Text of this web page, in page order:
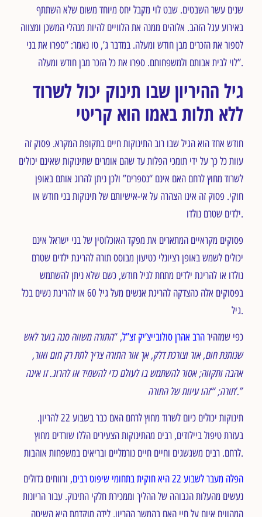
שנים עשר השבטים. שבט לוי מקבל יחס מיוחד משום שלא השתתף
באירוע עגל הזהב. אלוהים ממנה את הלוויים להיות מנהלי המשכן ומצווה
לספור את הזכרים מבן חודש ומעלה. במדבר ג’, טו נאמר: “ספרו את בני
לוי לבית אבותם ולמשפחותם. ספרו את כל הזכר מבן חודש ומעלה”.
גיל ההיריון שבו תינוק יכול לשרוד
ללא תלות באמו הוא קריטי
חודש אחד הוא הגיל שבו רוב התינוקות חיים בתקופת המקרא. פסוק זה
עוות כל כך על ידי תומכי הפלות עד שהם אומרים שתינוקות שאינם יכולים
לשרוד מחוץ לרחם האם אינם “נספרים” ולכן ניתן להרוג אותם באופן
חוקי. פסוק זה אינו הצהרה על אי-אישיותם של תינוקות בני חודש או
ילדים שטרם נולדו.
פסוקים מקראיים המתארים את מפקד האוכלוסין של בני ישראל אינם
יכולים לשמש באופן רציונלי כטיעון מבוסס תורה להריגת ילדים שטרם
נולדו או להריגת ילדים מתחת לגיל חודש, כשם שלא ניתן להשתמש
בפסוקים אלה כהצדקה להריגת אנשים מעל גיל 60 או להריגת נשים בכל
גיל.
כפי שמזהירהרב אהרן סולובייצ’יק זצ”ל, “התורה משווה סנה בוער לאש
שנותנת חום, אור וצורכת דלק, אך אור התורה צריך לתת רק חום ואור,
אהבה ותקווה; אסור להשתמש בו לעולם כדי להשמיד או להרוג. זו אינה
תורה; “‘זהו עיוות של התורה’.”
תינוקות יכולים כיום לשרוד מחוץ לרחם האם כבר בשבוע 22 להריון.
בעזרת טיפול ביילודים, רבים מהתינוקות הצעירים הללו שורדים מחוץ
לרחם. רבים משגשגים וחיים חיים נורמליים ובריאים במשפחות אוהבות.
הפלה מעבר לשבוע 22 היא חוקית בתחומי שיפוט רבים
, ורווחים גדולים
נעשים מהעלות הגבוהה של ההליך וממכירת חלקי התינוק. עבור הריונות
המהווים איום על חיי האם בהמשך ההריון, לידה מוקדמת היא השיטה